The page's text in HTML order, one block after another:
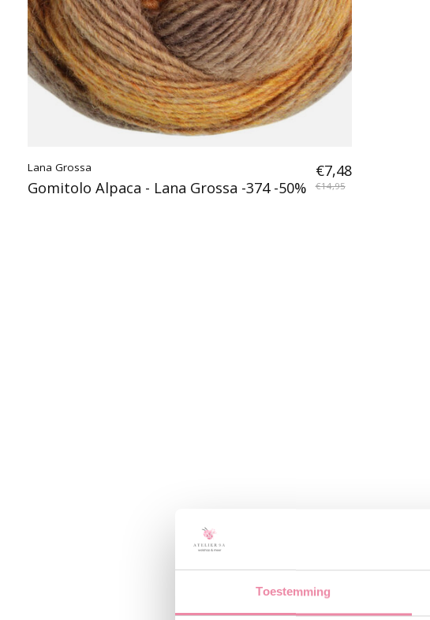
Toestemming
Lana Grossa
Gomitolo Alpaca - Lana Grossa -374 -50%
€7,48
€14,95